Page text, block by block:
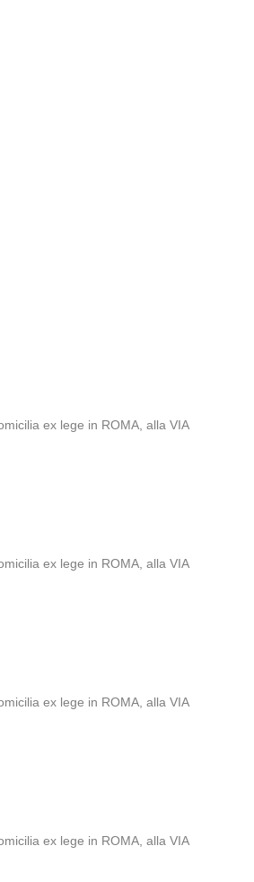
ex lege in ROMA, alla VIA
ex lege in ROMA, alla VIA
ex lege in ROMA, alla VIA
ex lege in ROMA, alla VIA